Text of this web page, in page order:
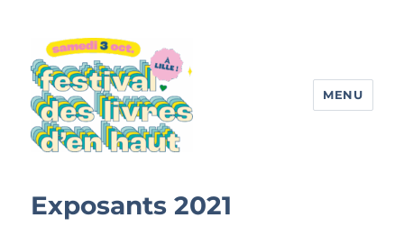
MENU
Exposants 2021